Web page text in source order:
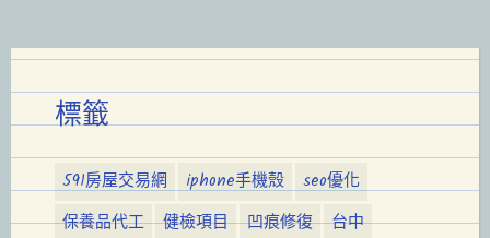
標籤
591房屋交易網 iphone手機殼
seo優化
保養品代工
健檢項目 凹痕修復
台中